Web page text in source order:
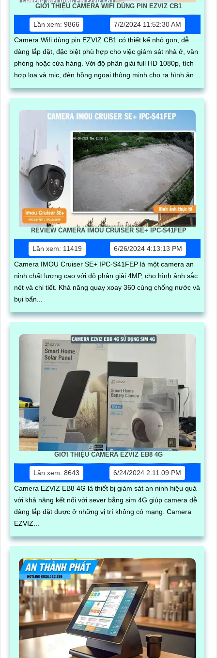
GIỚI THIỆU CAMERA WIFI DÙNG PIN EZVIZ CB1
Lần xem: 9866
7/2/2024 11:52:30 AM
Camera Wifi dùng pin EZVIZ CB1 có thiết kế nhỏ gọn, dễ
dàng lắp đặt, đặc biệt phù hợp cho việc giám sát nhà ở, văn
phòng hoặc cửa hàng. Với độ phân giải full HD 1080p, tích
hợp loa và mic, đèn hồng ngoại thông minh cho ra hình ảnh
chất lượng ban đêm
REVIEW CAMERA IMOU CRUISER SE+ IPC-S41FEP
Lần xem: 11419
6/26/2024 4:13:13 PM
Camera IMOU Cruiser SE+ IPC-S41FEP là một camera an
ninh chất lượng cao với độ phân giải 4MP, cho hình ảnh sắc
nét và chi tiết. Khả năng quay xoay 360 cùng chống nước và
bụi bẩn...
GIỚI THIỆU CAMERA EZVIZ EB8 4G
Lần xem: 8643
6/24/2024 2:11:09 PM
Camera EZVIZ EB8 4G là thiết bị giám sát an ninh hiệu quả
với khả năng kết nối với sever bằng sim 4G giúp camera dễ
dàng lắp đặt được ở những vị trí không có mạng. Camera
EZVIZ...